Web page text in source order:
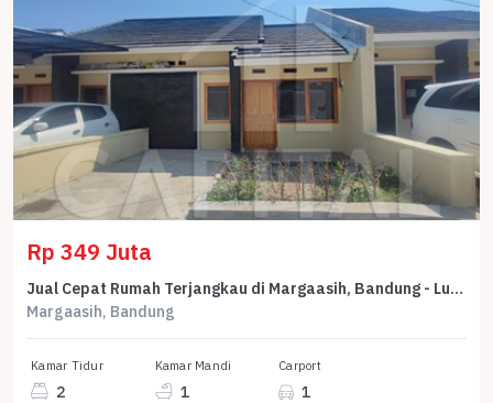
Rp 349 Juta
Jual Cepat Rumah Terjangkau di Margaasih, Bandung - Luas Tanah 61m²
Margaasih, Bandung
Kamar Tidur
2
Kamar Mandi
1
Carport
1